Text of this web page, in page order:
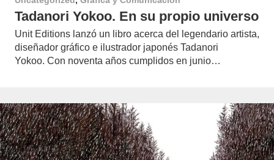
Tadanori Yokoo. En su propio universo
Unit Editions lanzó un libro acerca del legendario artista,
diseñador gráfico e ilustrador japonés Tadanori
Yokoo. Con noventa años cumplidos en junio…